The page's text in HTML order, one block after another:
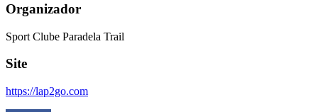
Organizador
Sport Clube Paradela Trail
Site
https://lap2go.com